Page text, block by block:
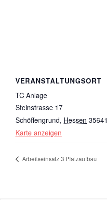
VERANSTALTUNGSORT
TC Anlage
Steinstrasse 17
Schöffengrund, Hessen 35641
Karte anzeigen
Arbeitseinsatz 3 Platzaufbau